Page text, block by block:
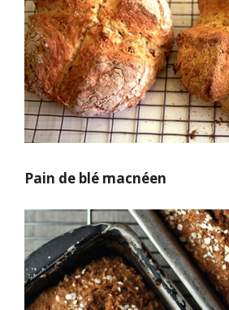
Pain de blé macnéen